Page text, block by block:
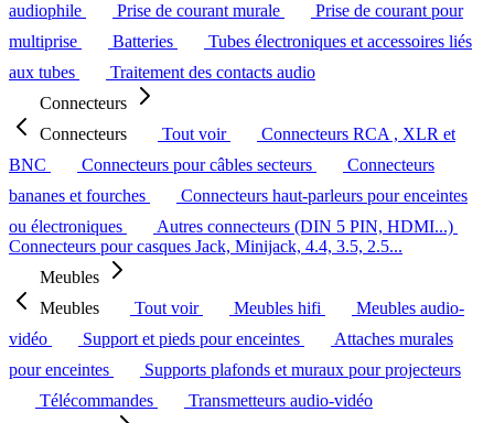
audiophile
Prise de courant murale
Prise de courant pour
multiprise
Batteries
Tubes électroniques et accessoires liés
aux tubes
Traitement des contacts audio
Connecteurs
Connecteurs
Tout voir
Connecteurs RCA , XLR et
BNC
Connecteurs pour câbles secteurs
Connecteurs
bananes et fourches
Connecteurs haut-parleurs pour enceintes
ou électroniques
Autres connecteurs (DIN 5 PIN, HDMI...)
Connecteurs pour casques Jack, Minijack, 4.4, 3.5, 2.5...
Meubles
Meubles
Tout voir Meubles hifi
Meubles audio-
vidéo
Support et pieds pour enceintes
Attaches murales
pour enceintes
Supports plafonds et muraux pour projecteurs
Télécommandes
Transmetteurs audio-vidéo